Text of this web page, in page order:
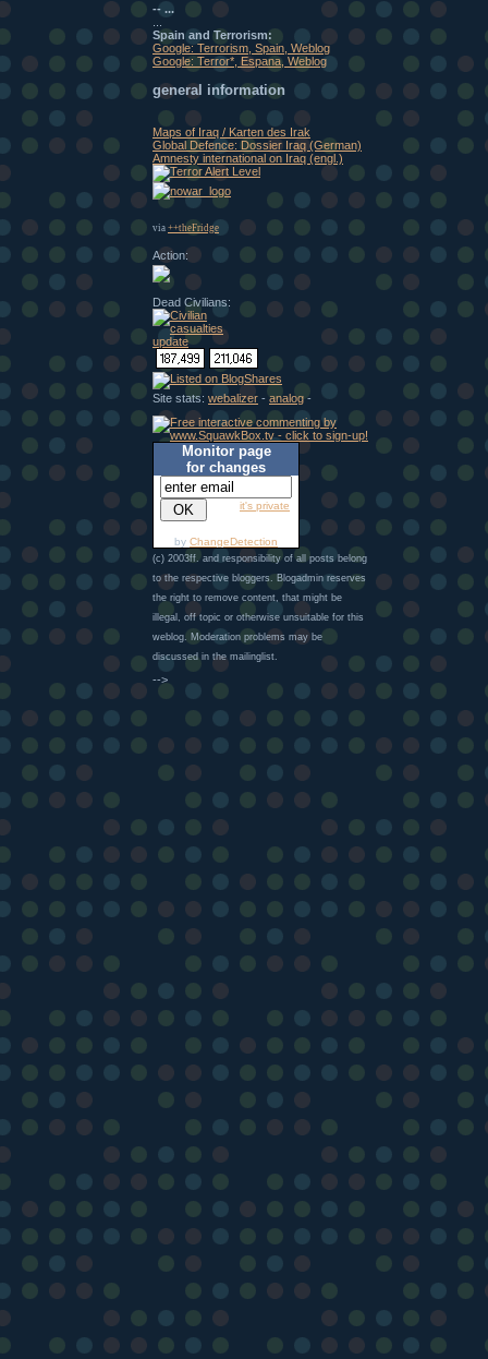
-- ...
Spain and Terrorism:
Google: Terrorism, Spain, Weblog
Google: Terror*, Espana, Weblog
general information
Maps of Iraq / Karten des Irak
Global Defence: Dossier Iraq (German)
Amnesty international on Iraq (engl.)
via ++theFridge
Action:
Dead Civilians:
Site stats: webalizer - analog -
Monitor page
for changes
it's private
by ChangeDetection
(c) 2003ff. and responsibility of all posts belong
to the respective bloggers. Blogadmin reserves
the right to remove content, that might be
illegal, off topic or otherwise unsuitable for this
weblog. Moderation problems may be
discussed in the mailinglist.
-->